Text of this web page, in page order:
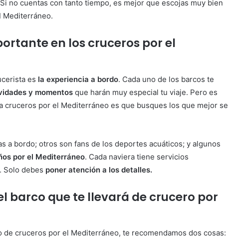
no cuentas con tanto tiempo, es mejor que escojas muy bien
Mediterráneo.
en los cruceros por el
es la experiencia a bordo. Cada uno de los barcos te
y momentos que harán muy especial tu viaje. Pero es
cruceros por el Mediterráneo es que busques los que mejor se
a bordo; otros son fans de los deportes acuáticos; y algunos
por el Mediterráneo. Cada naviera tiene servicios
Solo debes poner atención a los detalles.
barco que te llevará de crucero por
cruceros por el Mediterráneo, te recomendamos dos cosas: